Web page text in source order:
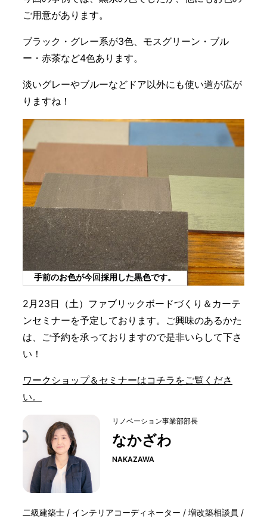
ご用意があります。
ブラック・グレー系が3色、モスグリーン・ブル
ー・赤茶など4色あります。
淡いグレーやブルーなどドア以外にも使い道が広が
りますね！
手前のお色が今回採用した黒色です。
2月23日（土）ファブリックボードづくり＆カーテ
ンセミナーを予定しております。ご興味のあるかた
は、ご予約を承っておりますので是非いらして下さ
い！
ワークショップ＆セミナーはコチラをご覧くださ
い。
リノベーション事業部部長
なかざわ
NAKAZAWA
二級建築士 / インテリアコーディネーター / 増改築相談員 /